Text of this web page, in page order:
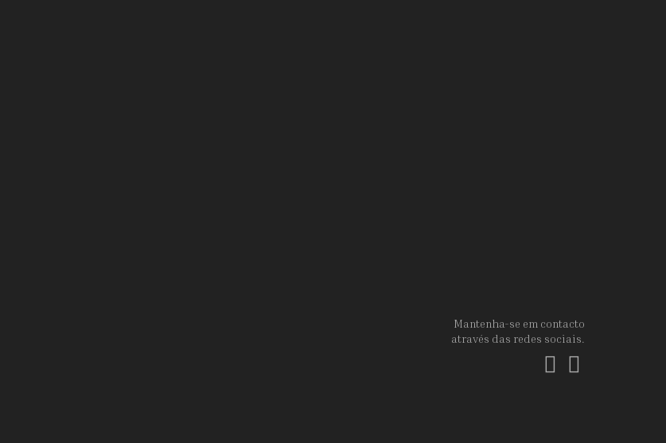
Mantenha-se em contacto
através das redes sociais.
Facebook